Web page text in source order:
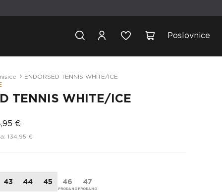
Poslovnice
ENDORSED TENNIS WHITE/ICE
TENNIS WHITE/ICE
€
134,95 €
43 44 45 46 47